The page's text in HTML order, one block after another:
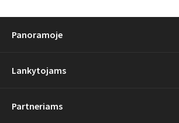
Panoramoje
Lankytojams
Partneriams